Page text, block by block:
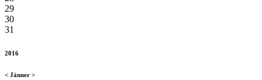
29
30
31
2016
< Jänner >